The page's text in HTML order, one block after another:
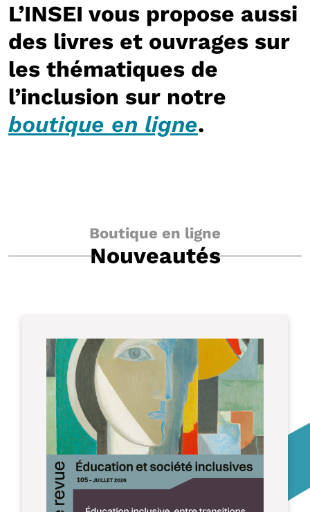
L’INSEI vous propose aussi
des livres et ouvrages sur
les thématiques de
l’inclusion sur notre
boutique en ligne.
Boutique en ligne
Nouveautés